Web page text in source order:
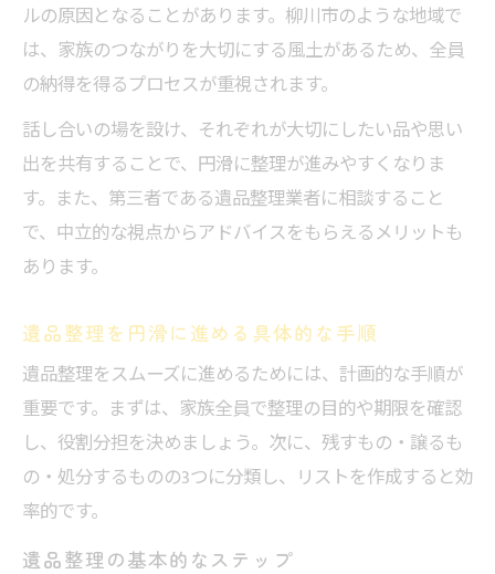
ルの原因となることがあります。柳川市のような地域で
は、家族のつながりを大切にする風土があるため、全員
の納得を得るプロセスが重視されます。
話し合いの場を設け、それぞれが大切にしたい品や思い
出を共有することで、円滑に整理が進みやすくなりま
す。また、第三者である遺品整理業者に相談すること
で、中立的な視点からアドバイスをもらえるメリットも
あります。
遺品整理を円滑に進める具体的な手順
遺品整理をスムーズに進めるためには、計画的な手順が
重要です。まずは、家族全員で整理の目的や期限を確認
し、役割分担を決めましょう。次に、残すもの・譲るも
の・処分するものの3つに分類し、リストを作成すると効
率的です。
遺品整理の基本的なステップ